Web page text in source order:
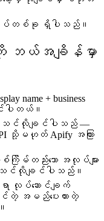
တစ်ခု ရှိပါသည်။
ဘယ်အချိန်မှာ
name + business
ပါတယ်။
သင်လိုချင်ပါသည် —
သို့မဟုတ် Apify အကြား
တည်းသော အလုပ်များ
သင်လိုချင်ပါသည်။
ာ လုပ်ဆောင်ချက်
အမည်ပေးထားတဲ့